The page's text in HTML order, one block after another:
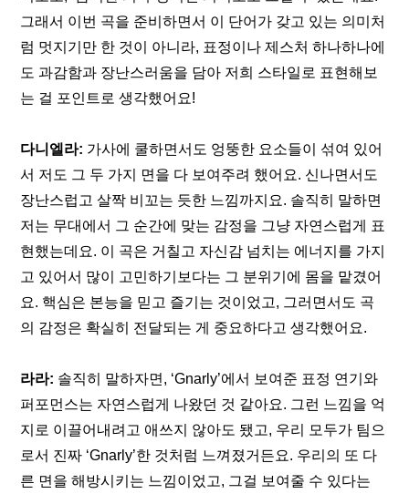
그래서 이번 곡을 준비하면서 이 단어가 갖고 있는 의미처
럼 멋지기만 한 것이 아니라, 표정이나 제스처 하나하나에
도 과감함과 장난스러움을 담아 저희 스타일로 표현해보
는 걸 포인트로 생각했어요!
다니엘라: 가사에 쿨하면서도 엉뚱한 요소들이 섞여 있어
서 저도 그 두 가지 면을 다 보여주려 했어요. 신나면서도
장난스럽고 살짝 비꼬는 듯한 느낌까지요. 솔직히 말하면
저는 무대에서 그 순간에 맞는 감정을 그냥 자연스럽게 표
현했는데요. 이 곡은 거칠고 자신감 넘치는 에너지를 가지
고 있어서 많이 고민하기보다는 그 분위기에 몸을 맡겼어
요. 핵심은 본능을 믿고 즐기는 것이었고, 그러면서도 곡
의 감정은 확실히 전달되는 게 중요하다고 생각했어요.
라라: 솔직히 말하자면, ‘Gnarly’에서 보여준 표정 연기와
퍼포먼스는 자연스럽게 나왔던 것 같아요. 그런 느낌을 억
지로 이끌어내려고 애쓰지 않아도 됐고, 우리 모두가 팀으
로서 진짜 ‘Gnarly’한 것처럼 느껴졌거든요. 우리의 또 다
른 면을 해방시키는 느낌이었고, 그걸 보여줄 수 있다는